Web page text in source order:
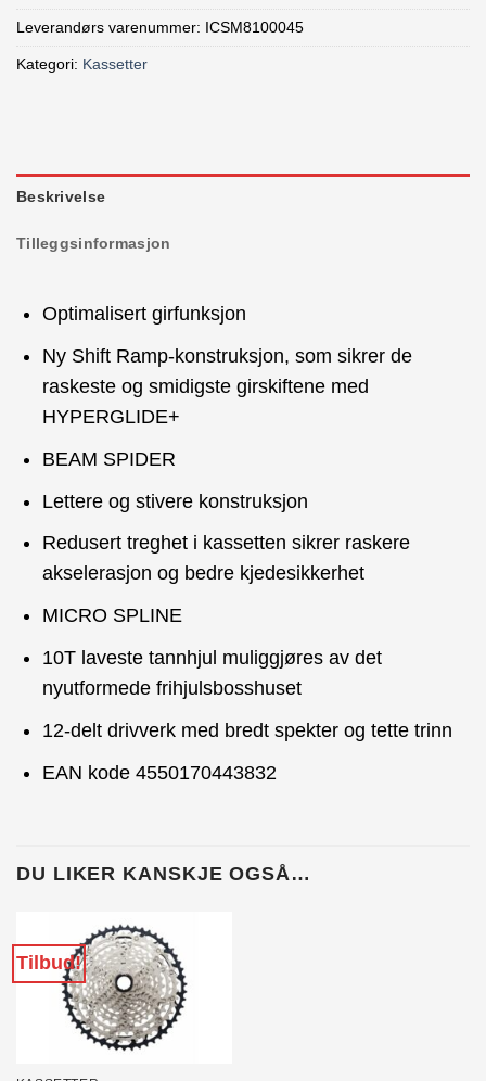
Leverandørs varenummer: ICSM8100045
Kategori: Kassetter
Beskrivelse
Tilleggsinformasjon
Optimalisert girfunksjon
Ny Shift Ramp-konstruksjon, som sikrer de
raskeste og smidigste girskiftene med
HYPERGLIDE+
BEAM SPIDER
Lettere og stivere konstruksjon
Redusert treghet i kassetten sikrer raskere
akselerasjon og bedre kjedesikkerhet
MICRO SPLINE
10T laveste tannhjul muliggjøres av det
nyutformede frihjulsbosshuset
12-delt drivverk med bredt spekter og tette trinn
EAN kode 4550170443832
DU LIKER KANSKJE OGSÅ…
Tilbud!